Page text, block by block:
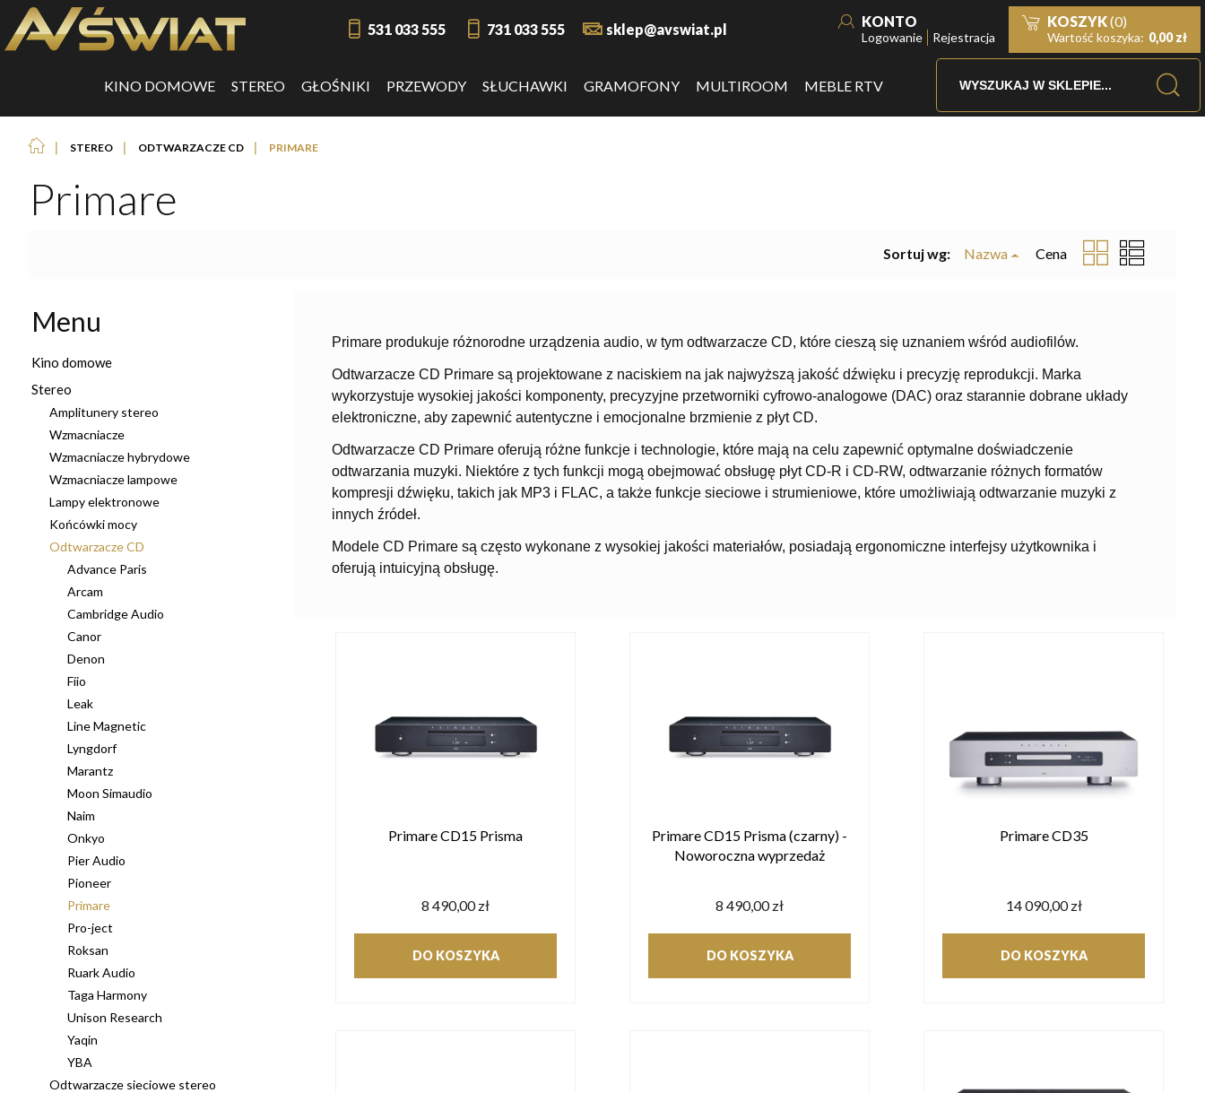
531 033 555 731 033 555 sklep@avswiat.pl KONTO
Logowanie Rejestracja
KOSZYK(0)
Wartość koszyka: 0,00 zł
KINO DOMOWE STEREO GŁOŚNIKI PRZEWODY SŁUCHAWKI GRAMOFONY MULTIROOM MEBLE RTV
❘ STEREO ❘ ODTWARZACZE CD ❘ PRIMARE
Primare
Sortuj wg: Nazwa Cena
Menu
Kino domowe
Stereo
Amplitunery stereo
Wzmacniacze
Wzmacniacze hybrydowe
Wzmacniacze lampowe
Lampy elektronowe
Końcówki mocy
Odtwarzacze CD
Advance Paris
Arcam
Cambridge Audio
Canor
Denon
Fiio
Leak
Line Magnetic
Lyngdorf
Marantz
Moon Simaudio
Naim
Onkyo
Pier Audio
Pioneer
Primare
Pro-ject
Roksan
Ruark Audio
Taga Harmony
Unison Research
Yaqin
YBA
Odtwarzacze sieciowe stereo
Primare produkuje różnorodne urządzenia audio, w tym odtwarzacze CD, które cieszą się uznaniem wśród audiofilów.
Odtwarzacze CD Primare są projektowane z naciskiem na jak najwyższą jakość dźwięku i precyzję reprodukcji. Marka
wykorzystuje wysokiej jakości komponenty, precyzyjne przetworniki cyfrowo-analogowe (DAC) oraz starannie dobrane układy
elektroniczne, aby zapewnić autentyczne i emocjonalne brzmienie z płyt CD.
Odtwarzacze CD Primare oferują różne funkcje i technologie, które mają na celu zapewnić optymalne doświadczenie
odtwarzania muzyki. Niektóre z tych funkcji mogą obejmować obsługę płyt CD-R i CD-RW, odtwarzanie różnych formatów
kompresji dźwięku, takich jak MP3 i FLAC, a także funkcje sieciowe i strumieniowe, które umożliwiają odtwarzanie muzyki z
innych źródeł.
Modele CD Primare są często wykonane z wysokiej jakości materiałów, posiadają ergonomiczne interfejsy użytkownika i
oferują intuicyjną obsługę.
Primare CD15 Prisma
8 490,00 zł
DO KOSZYKA
Primare CD15 Prisma (czarny) -
Noworoczna wyprzedaż
8 490,00 zł
DO KOSZYKA
Primare CD35
14 090,00 zł
DO KOSZYKA